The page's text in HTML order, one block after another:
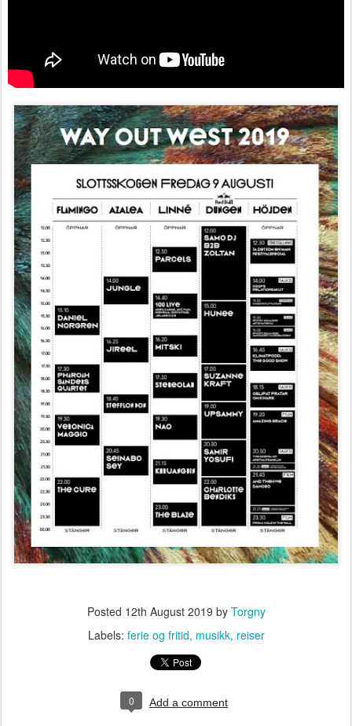
Posted 12th August 2019 by Torgny
Labels: ferie og fritid musikk reiser
0 Add a comment